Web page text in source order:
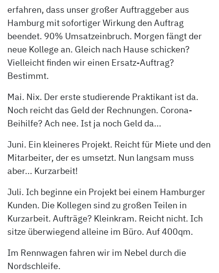
erfahren, dass unser großer Auftraggeber aus
Hamburg mit sofortiger Wirkung den Auftrag
beendet. 90% Umsatzeinbruch. Morgen fängt der
neue Kollege an. Gleich nach Hause schicken?
Vielleicht finden wir einen Ersatz-Auftrag?
Bestimmt.
Mai. Nix. Der erste studierende Praktikant ist da.
Noch reicht das Geld der Rechnungen. Corona-
Beihilfe? Ach nee. Ist ja noch Geld da...
Juni. Ein kleineres Projekt. Reicht für Miete und den
Mitarbeiter, der es umsetzt. Nun langsam muss
aber... Kurzarbeit!
Juli. Ich beginne ein Projekt bei einem Hamburger
Kunden. Die Kollegen sind zu großen Teilen in
Kurzarbeit. Aufträge? Kleinkram. Reicht nicht. Ich
sitze überwiegend alleine im Büro. Auf 400qm.
Im Rennwagen fahren wir im Nebel durch die
Nordschleife.